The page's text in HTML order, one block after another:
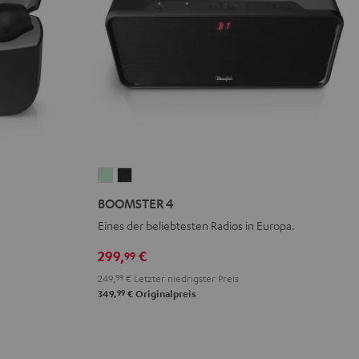
GreenBlack
BOOMSTER 4
Eines der beliebtesten Radios in Europa.
299,99 €
249,99 € Letzter niedrigster Preis
349,99 € Originalpreis